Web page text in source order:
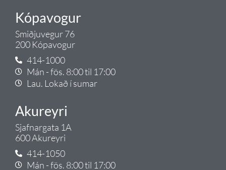
Kópavogur
Smiðjuvegur 76
200 Kópavogur
414-1000
Mán - fös. 8:00 til 17:00
Lau. Lokað í sumar
Akureyri
Sjafnargata 1A
600 Akureyri
414-1050
Mán - fös. 8:00 til 17:00